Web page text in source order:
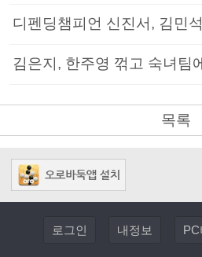
디펜딩챔피언 신진서, 김민
김은지, 한주영 꺾고 숙녀팀
목록
로그인 내정보